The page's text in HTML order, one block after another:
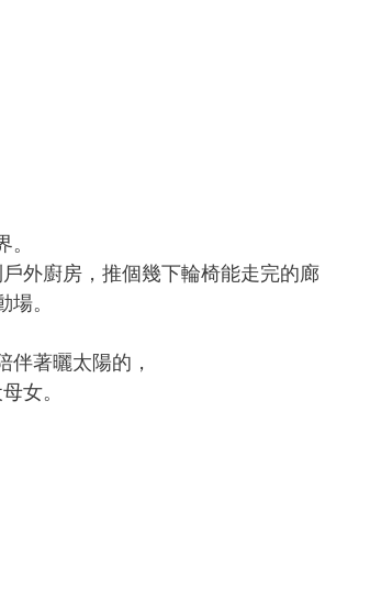
外廚房，推個幾下輪椅能走完的廊
。
著曬太陽的，
女。